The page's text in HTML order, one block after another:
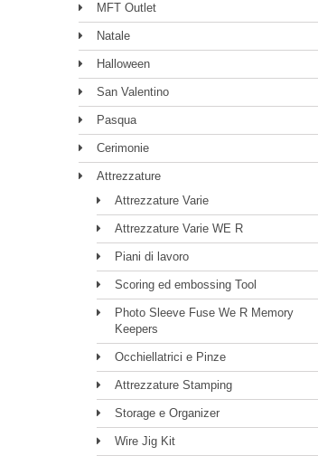
MFT Outlet
Natale
Halloween
San Valentino
Pasqua
Cerimonie
Attrezzature
Attrezzature Varie
Attrezzature Varie WE R
Piani di lavoro
Scoring ed embossing Tool
Photo Sleeve Fuse We R Memory
Keepers
Occhiellatrici e Pinze
Attrezzature Stamping
Storage e Organizer
Wire Jig Kit